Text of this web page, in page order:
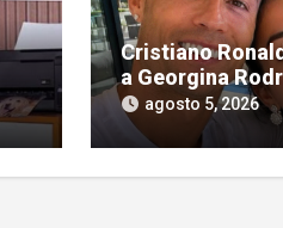
Cristiano
a Georgina
las críticas
agosto 5, 2026